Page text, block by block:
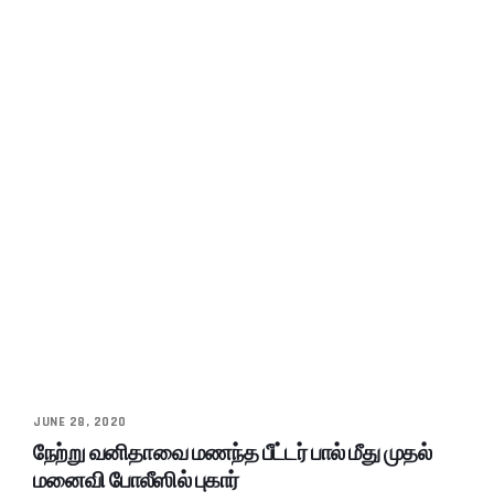
JUNE 28, 2020
நேற்று வனிதாவை மணந்த பீட்டர் பால் மீது முதல்
மனைவி போலீஸில் புகார்